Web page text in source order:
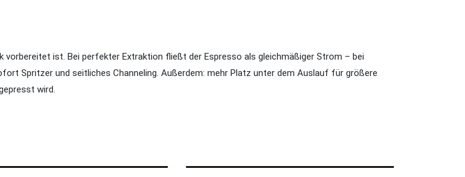
vorbereitet ist. Bei perfekter Extraktion fließt der Espresso als gleichmäßiger Strom – bei
Spritzer und seitliches Channeling. Außerdem: mehr Platz unter dem Auslauf für größere
wird.